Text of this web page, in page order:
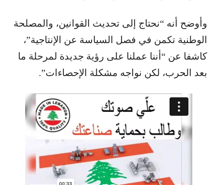
وأوضح أنه “نحتاج إلى تحديث القوانين، والمصلحة
الوطنية تكمن في فصل السياسة عن الإنتاجية”،
كاشفا عن “أننا عملنا على رؤية جديدة لمرحلة ما
بعد الحرب، لكن نواجه مشكلة الإحصاءات”.